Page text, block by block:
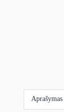
Aprašymas